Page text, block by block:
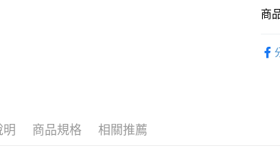
每
每
商
明 商品規格 相關推薦